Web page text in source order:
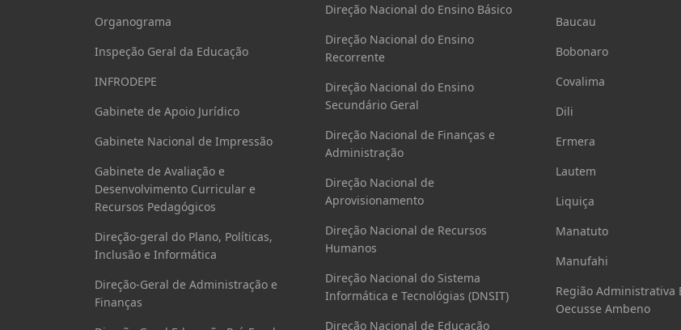
Organograma
Inspeção Geral da Educação
INFRODEPE
Gabinete de Apoio Jurídico
Gabinete Nacional de Impressão
Gabinete de Avaliação e
Desenvolvimento Curricular e
Recursos Pedagógicos
Direção-geral do Plano, Políticas,
Inclusão e Informática
Direção-Geral de Administração e
Finanças
Direção Nacional do Ensino Básico
Direção Nacional do Ensino
Recorrente
Direção Nacional do Ensino
Secundário Geral
Direção Nacional de Finanças e
Administração
Direção Nacional de
Aprovisionamento
Direção Nacional de Recursos
Humanos
Direção Nacional do Sistema
Informática e Tecnológias (DNSIT)
Direção Nacional de Educação
Baucau
Bobonaro
Covalima
Dili
Ermera
Lautem
Liquiça
Manatuto
Manufahi
Região Administrativa
Oecusse Ambeno